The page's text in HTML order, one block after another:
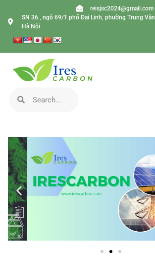
reisjsc2024@gmail.com
SN 36 , ngõ 69/1 phố Đại Linh, phường Trung
Hà Nội